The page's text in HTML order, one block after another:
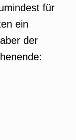
für
ein
der